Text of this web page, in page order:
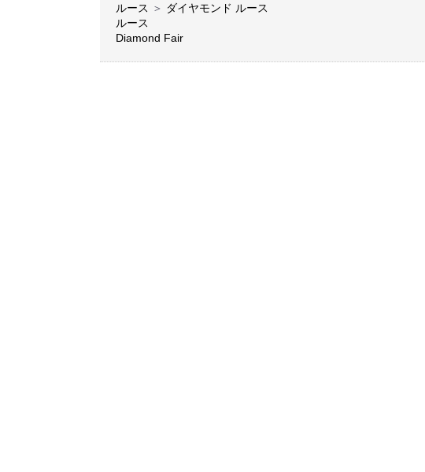
ルース ＞ ダイヤモンド ルース
ルース
Diamond Fair